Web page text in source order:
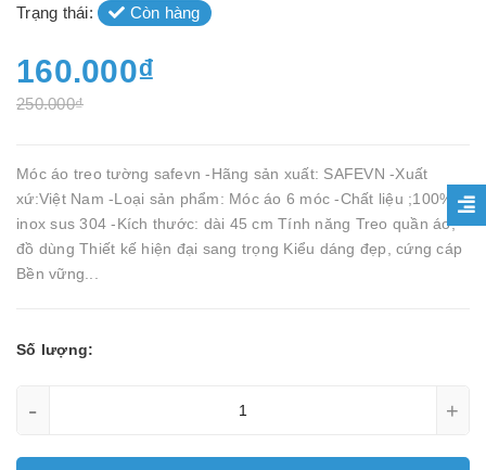
Trạng thái: Còn hàng
160.000₫
250.000₫
Móc áo treo tường safevn -Hãng sản xuất: SAFEVN -Xuất
xứ:Việt Nam -Loại sản phẩm: Móc áo 6 móc -Chất liệu ;100%
inox sus 304 -Kích thước: dài 45 cm Tính năng Treo quần áo,
đồ dùng Thiết kế hiện đại sang trọng Kiểu dáng đẹp, cứng cáp
Bền vững...
Số lượng:
- +